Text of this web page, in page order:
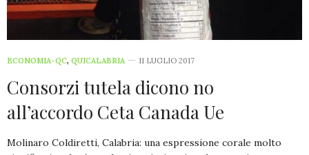
ECONOMIA-QC, QUICALABRIA 11 LUGLIO 2017
Consorzi tutela dicono no
all’accordo Ceta Canada Ue
Molinaro Coldiretti, Calabria: una espressione corale molto